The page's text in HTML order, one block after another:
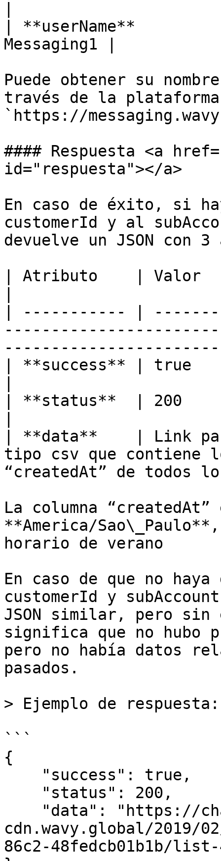
| **userName**
Messaging1 |
Puede obtener su
través de la plataforma
`https://
#### Respuesta <a
id="respuesta"></a>
En caso de éxito, si
customerId y al
devuelve un JSON con
| Atributo    | Valor
| ----------- |
| **success** | true
| **status**  | 200
| **data**    | Link
tipo csv que contiene
“createdAt” de todos
La columna
**America/
horario de verano
En caso de que no
customerId y
JSON similar, pero sin
significa que no hubo
pero no había datos
pasados.
> Ejemplo de respuesta:
```
{
cdn.wavy.global/2019/
86c2-48fedcb01b1b/list-